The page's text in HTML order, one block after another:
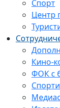
Спорт
Центр
Кино-
ФОК с